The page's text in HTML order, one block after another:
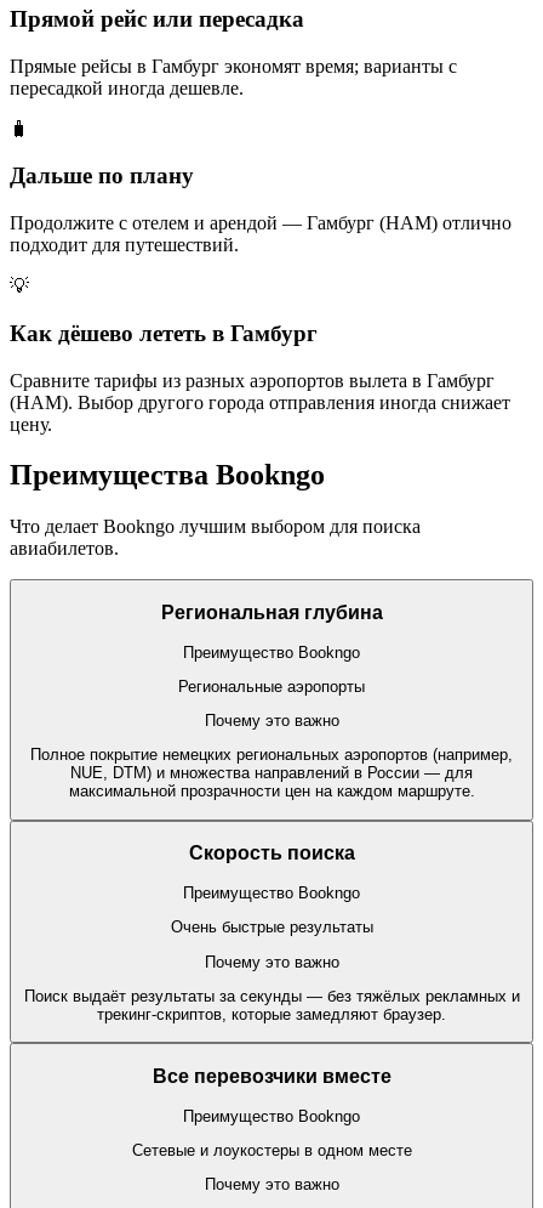
Прямой рейс или пересадка
Прямые рейсы в Гамбург экономят время; варианты с
пересадкой иногда дешевле.
🧳
Дальше по плану
Продолжите с отелем и арендой — Гамбург (HAM) отлично
подходит для путешествий.
💡
Как дёшево лететь в Гамбург
Сравните тарифы из разных аэропортов вылета в Гамбург
(HAM). Выбор другого города отправления иногда снижает
цену.
Преимущества Bookngo
Что делает Bookngo лучшим выбором для поиска
авиабилетов.
Региональная глубина
Преимущество Bookngo
Региональные аэропорты
Почему это важно
Полное покрытие немецких региональных аэропортов (например,
NUE, DTM) и множества направлений в России — для
максимальной прозрачности цен на каждом маршруте.
Скорость поиска
Преимущество Bookngo
Очень быстрые результаты
Почему это важно
Поиск выдаёт результаты за секунды — без тяжёлых рекламных и
трекинг-скриптов, которые замедляют браузер.
Все перевозчики вместе
Преимущество Bookngo
Сетевые и лоукостеры в одном месте
Почему это важно